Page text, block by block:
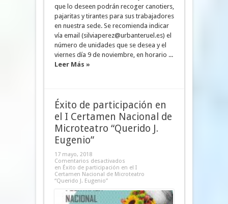
que lo deseen podrán recoger canotiers,
pajaritas y tirantes para sus trabajadores
en nuestra sede. Se recomienda indicar
vía email (silviaperez@urbanteruel.es) el
número de unidades que se desea y el
viernes día 9 de noviembre, en horario ...
Leer Más »
Éxito de participación en
el I Certamen Nacional de
Microteatro “Querido J.
Eugenio”
17 mayo, 2018
Comentarios desactivados
en Éxito de participación en el I
Certamen Nacional de Microteatro
“Querido J. Eugenio”